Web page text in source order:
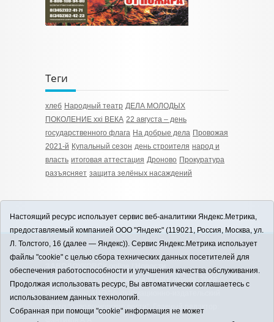
Теги
хлеб Народный театр ДЕЛА МОЛОДЫХ
ПОКОЛЕНИЕ xxi ВЕКА 22 августа – день
государственного флага На добрые дела Провожая
2021-й Купальный сезон день строителя народ и
власть итоговая аттестация Дроново Прокуратура
разъясняет защита зелёных насаждений
12+
ЗАВОДОУКОВСК online / Новости
Заводоуковского муниципального округа, 2026
Учредитель: АНО "Информационно-издательский
центр "Заводоуковские вести". Главный редактор:
Настоящий ресурс использует сервис веб-аналитики Яндекс.Метрика,
предоставляемый компанией ООО "Яндекс" (119021, Россия, Москва, ул.
Л. Толстого, 16 (далее — Яндекс)). Сервис Яндекс.Метрика использует
файлы "cookie" с целью сбора технических данных посетителей для
обеспечения работоспособности и улучшения качества обслуживания.
Продолжая использовать ресурс, Вы автоматически соглашаетесь с
использованием данных технологий.
Собранная при помощи "cookie" информация не может